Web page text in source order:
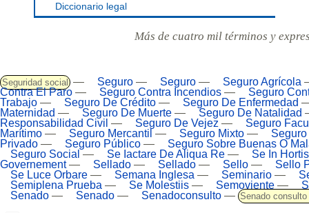
Diccionario legal
Más de cuatro mil términos y
Seguridad social — Seguro — Seguro — Seguro Agrícola
Contra El Paro — Seguro Contra Incendios —
Seguro
Trabajo — Seguro De Crédito — Seguro De Enfermedad
Maternidad — Seguro De Muerte — Seguro De Natalidad
Responsabilidad Civil — Seguro De Vejez —
Seguro
Marítimo — Seguro Mercantil — Seguro Mixto —
Privado — Seguro Público —
Seguro Sobre Buenas O
Seguro Social — Se Iactare De Aliqua Re —
Se In Hortis
Governement— Sellado — Sellado — Sello —
Sello
Se Luce Orbare — Semana Inglesa — Seminario —
Semiplena Prueba — Se Molestiis — Semoviente —
Senado — Senado — Senadoconsulto — Senado consulto